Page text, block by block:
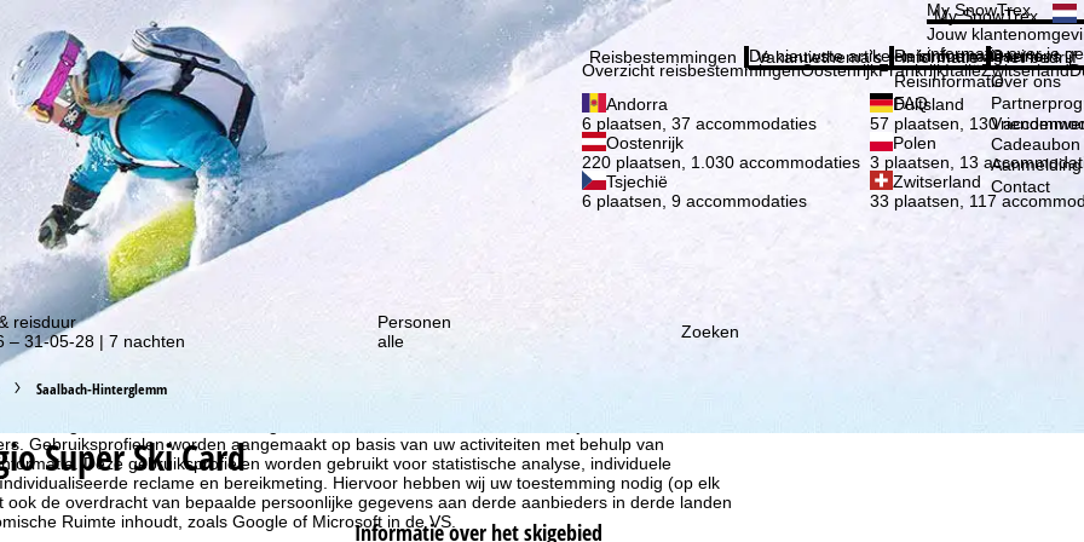
Gebruiksprofielen worden aangemaakt op basis van uw activiteiten met behulp van
Deze gebruiksprofielen worden gebruikt voor statistische analyse, individuele
reclame en bereikmeting. Hiervoor hebben wij uw toestemming nodig (op elk
ook de overdracht van bepaalde persoonlijke gegevens aan derde aanbieders in derde landen
Ruimte inhoudt, zoals Google of Microsoft in de VS.
van onze kortingsacties!
My SnowTrex
My SnowTrex
Jouw
informatie over je
Reisbestemmingen
Overzicht reisbestemmingenOostenrijkFrankrijkItaliëZwitserland
Andorra
6 plaatsen, 37 accommodaties
Duitsland
57 plaatsen, 130
Oostenrijk
220 plaatsen, 1.030 accommodaties
Polen
3 plaatsen, 13
Tsjechië
6 plaatsen, 9 accommodaties
Zwitserland
33 plaatsen, 117
Vakantiethema's
De nieuwste artikelen in ons magazine
Informatie
Reisinformatie
Reisinformatie
FAQ
Het bedrijf
Over ons
Over ons
Cadeaubon
Contact
reisduur
– 31-05-28 | 7 nachten
Personen
alle
Zoeken
Saalbach-Hinterglemm
Super Ski Card
Informatie over het skigebied